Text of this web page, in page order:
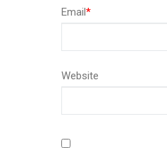
Email*
Website